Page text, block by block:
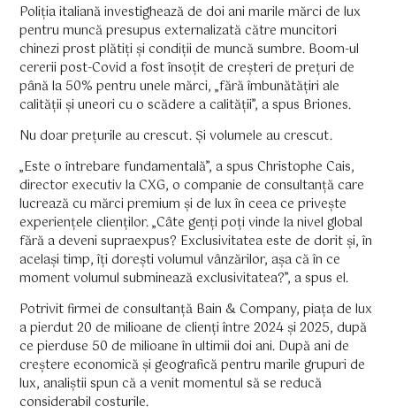
Poliția italiană investighează de doi ani marile mărci de lux
pentru muncă presupus externalizată către muncitori
chinezi prost plătiți și condiții de muncă sumbre. Boom-ul
cererii post-Covid a fost însoțit de creșteri de prețuri de
până la 50% pentru unele mărci, „fără îmbunătățiri ale
calității și uneori cu o scădere a calității”, a spus Briones.
Nu doar prețurile au crescut. Și volumele au crescut.
„Este o întrebare fundamentală”, a spus Christophe Cais,
director executiv la CXG, o companie de consultanță care
lucrează cu mărci premium și de lux în ceea ce privește
experiențele clienților. „Câte genți poți vinde la nivel global
fără a deveni supraexpus? Exclusivitatea este de dorit și, în
același timp, îți dorești volumul vânzărilor, așa că în ce
moment volumul subminează exclusivitatea?”, a spus el.
Potrivit firmei de consultanță Bain & Company, piața de lux
a pierdut 20 de milioane de clienți între 2024 și 2025, după
ce pierduse 50 de milioane în ultimii doi ani. După ani de
creștere economică și geografică pentru marile grupuri de
lux, analiștii spun că a venit momentul să se reducă
considerabil costurile.